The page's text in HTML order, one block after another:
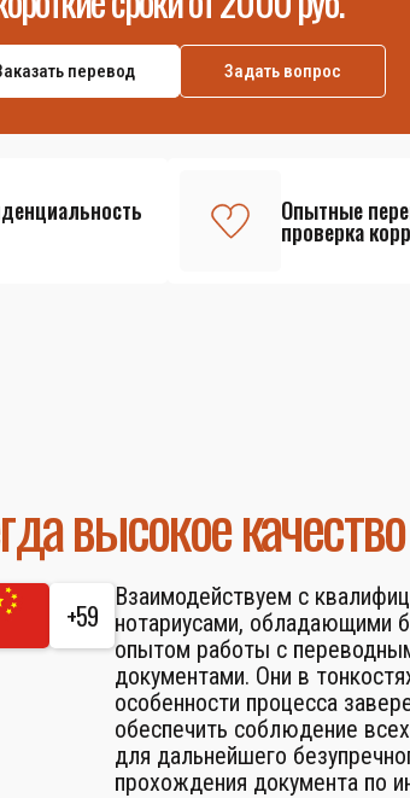
перевод Задать вопрос
Опытные
проверка
высокое качество
+59
Взаимодействуем с
нотариусами, обладающими
опытом работы с
документами. Они в
особенности процесса
обеспечить соблюдение
для дальнейшего
прохождения документа по